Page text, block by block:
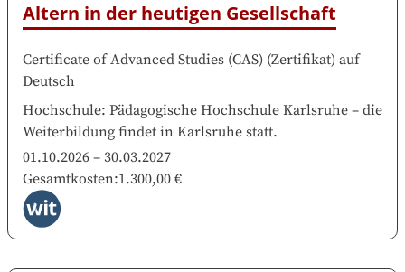
Altern in der heutigen Gesellschaft
Certificate of Advanced Studies (CAS) (Zertifikat) auf
Deutsch
Hochschule: Pädagogische Hochschule Karlsruhe – die
Weiterbildung findet in Karlsruhe statt.
01.10.2026 – 30.03.2027
Gesamtkosten:1.300,00 €